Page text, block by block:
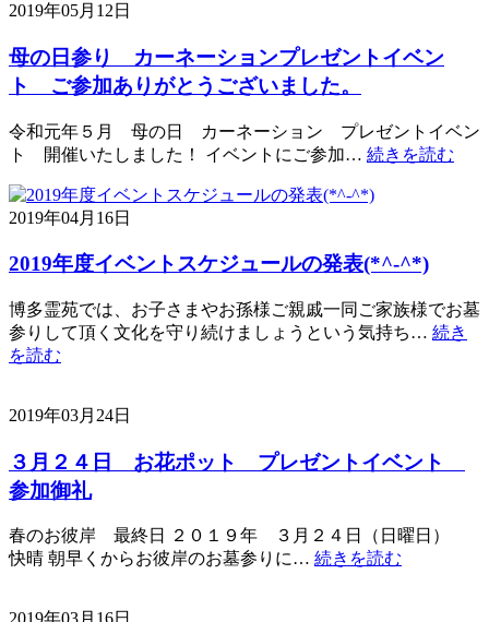
2019年05月12日
母の日参り カーネーションプレゼントイベン
ト ご参加ありがとうございました。
令和元年５月 母の日 カーネーション プレゼントイベン
ト 開催いたしました！ イベントにご参加… 続きを読む
2019年04月16日
2019年度イベントスケジュールの発表(*^-^*)
博多霊苑では、お子さまやお孫様ご親戚一同ご家族様でお墓
参りして頂く文化を守り続けましょうという気持ち… 続き
を読む
2019年03月24日
３月２４日 お花ポット プレゼントイベント
参加御礼
春のお彼岸 最終日 ２０１９年 ３月２４日（日曜日）
快晴 朝早くからお彼岸のお墓参りに… 続きを読む